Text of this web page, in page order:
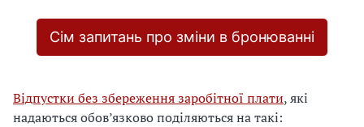
Сім запитань про зміни в бронюванні
Відпустки без збереження заробітної плати, які
надаються обов’язково поділяються на такі: